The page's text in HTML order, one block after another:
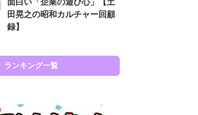
田晃之の昭和カルチャー回顧
録】
ランキング一覧